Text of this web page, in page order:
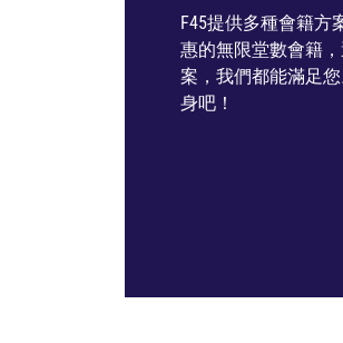
F45提供多種會籍方
惠的無限堂數會籍
案，我們都能滿足
身吧！